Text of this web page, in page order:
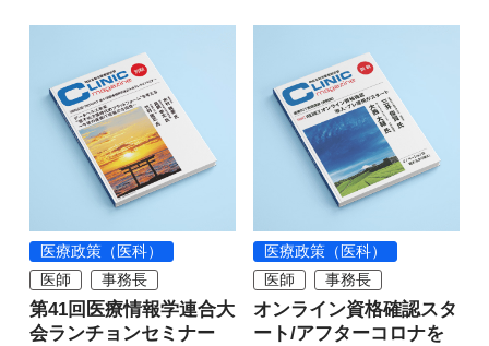
医療政策（医科）
医師
事務長
第41回医療情報学連合大
会ランチョンセミナー
医療政策（医科）
医師
事務長
オンライン資格確認スタ
ート/アフターコロナを